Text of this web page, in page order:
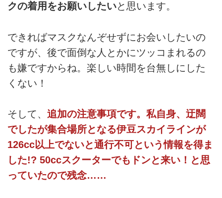
クの着用をお願いしたいと思います。
できればマスクなんぞせずにお会いしたいの
ですが、後で面倒な人とかにツッコまれるの
も嫌ですからね。楽しい時間を台無しにした
くない！
そして、 追加の注意事項です。私自身、迂闊
でしたが集合場所となる伊豆スカイラインが
126cc以上でないと通行不可という情報を得ま
した!? 50ccスクーターでもドンと来い！と思
っていたので残念……